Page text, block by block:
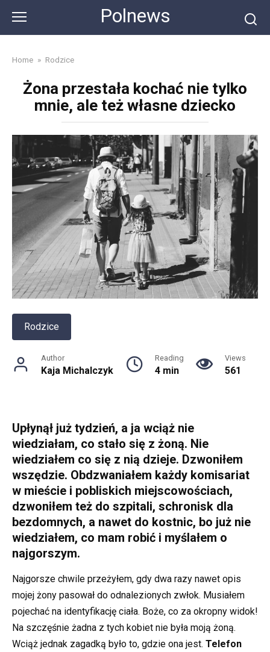
content
Polnews
Home » Rodzice
Żona przestała kochać nie tylko
mnie, ale też własne dziecko
Rodzice
Author
Kaja Michalczyk
Reading
4 min
Views
561
Upłynął już tydzień, a ja wciąż nie
wiedziałam, co stało się z żoną. Nie
wiedziałem co się z nią dzieje. Dzwoniłem
wszędzie. Obdzwaniałem każdy komisariat
w mieście i pobliskich miejscowościach,
dzwoniłem też do szpitali, schronisk dla
bezdomnych, a nawet do kostnic, bo już nie
wiedziałem, co mam robić i myślałem o
najgorszym.
Najgorsze chwile przeżyłem, gdy dwa razy nawet opis
mojej żony pasował do odnalezionych zwłok. Musiałem
pojechać na identyfikację ciała. Boże, co za okropny widok!
Na szczęśnie żadna z tych kobiet nie była moją żoną.
Wciąż jednak zagadką było to, gdzie ona jest. Telefon